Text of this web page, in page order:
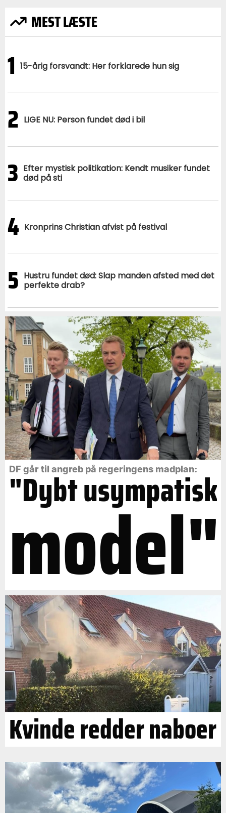
MEST LÆSTE
1 15-årig forsvandt: Her forklarede hun sig
2 LIGE NU: Person fundet død i bil
3 Efter mystisk politikation: Kendt musiker fundet
død på sti
4 Kronprins Christian afvist på festival
5 Hustru fundet død: Slap manden afsted med det
perfekte drab?
DF går til angreb på regeringens madplan:
"Dybt usympatisk
model"
Kvinde redder naboer